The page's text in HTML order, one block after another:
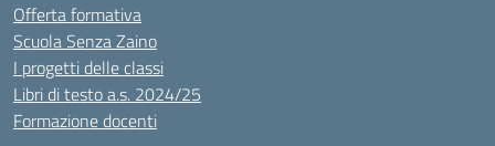
Offerta formativa
Scuola Senza Zaino
I progetti delle classi
Libri di testo a.s. 2024/25
Formazione docenti